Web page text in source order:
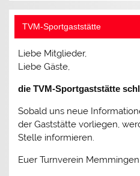
TVM-Sportgaststätte
Liebe Mitglieder,
Liebe Gäste,
die TVM-Sportgaststätte
Sobald uns neue
der Gaststätte vorliegen,
Stelle informieren.
Euer Turnverein Memmingen